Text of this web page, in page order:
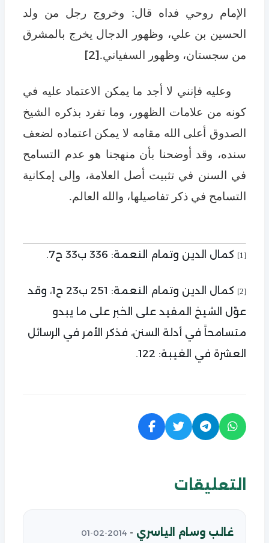
الإمام روحي فداه قال: وخروج رجل من ولد
الحسين بن علي، وظهور الدجال يخرج بالمشرق
من سجستان، وظهور السفياني.[2]
وعليه فإنني لا أجد ما يمكن الاعتماد عليه في
كونه من علامات الظهور، وما تفرد بذكره الشيخ
الصدوق أعلى الله مقامه لا يمكن اعتماده لضعف
سنده، وقد أوضحنا بأن منهجنا هو عدم التسامح
في السنن في تثبيت أصل العلامة، وإلى إمكانية
التسامح في ذكر تفاصيلها، والله العالم.
[1] كمال الدين وتمام النعمة: 336 ب33 ح7.
[2]
كمال الدين وتمام النعمة: 251 ب23 ح1، وقد
عوّل الشيخ المفيد على الخبر على ما يبدو
متسامحاً في أدلة السنن، فذكر الأمر في الرسائل
العشرة في الغيبة: 122.
التعليقات
غالب وسام الياسري -
2014-02-01